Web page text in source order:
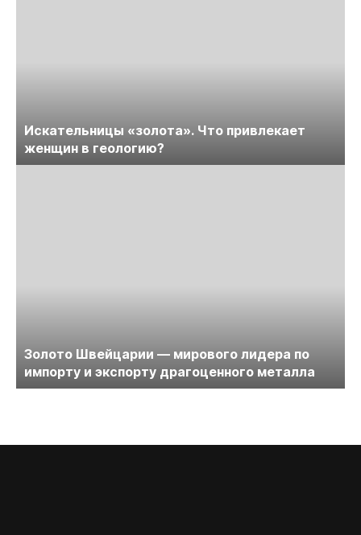
Искательницы «золота». Что привлекает
женщин в геологию?
Золото Швейцарии — мирового лидера по
импорту и экспорту драгоценного металла